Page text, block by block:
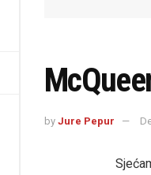
by Jure Pepur